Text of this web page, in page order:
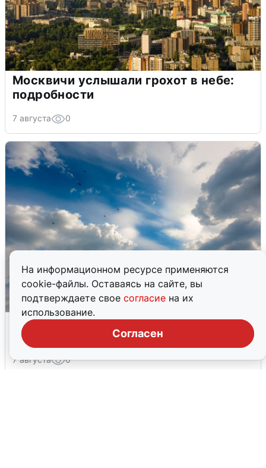
На информационном ресурсе применяются
cookie-файлы. Оставаясь на сайте, вы
подтверждаете свое согласие на их
использование.
Согласен
Москвичи услышали грохот в небе:
подробности
7 августа 0
МЧС ответило на сообщения о
грохоте в Москве
7 августа 0